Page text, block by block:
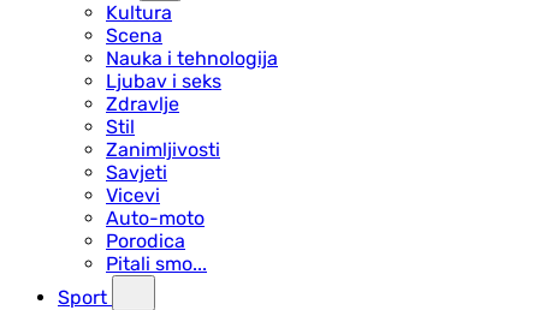
Kultura
Scena
Nauka i tehnologija
Ljubav i seks
Zdravlje
Stil
Zanimljivosti
Savjeti
Vicevi
Auto-moto
Porodica
Pitali smo...
Sport